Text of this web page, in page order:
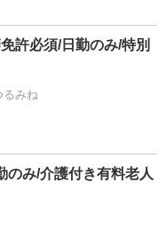
許必須/日勤のみ/特別
るみね
のみ/介護付き有料老人